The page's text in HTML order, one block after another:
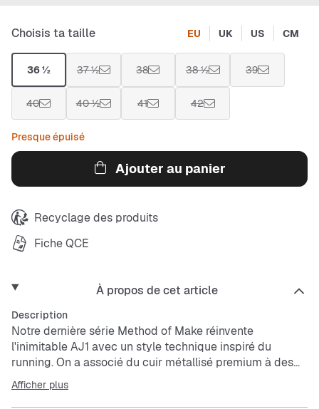
Choisis ta taille EU UK US CM
36 ½ 37 ½ 38 38 ½ 39
40 40 ½ 41 42
Presque épuisé
Ajouter au panier
Recyclage des produits
Fiche QCE
À propos de cet article
Description
Notre dernière série Method of Make réinvente
l'inimitable AJ1 avec un style technique inspiré du
running. On a associé du cuir métallisé premium à des
empiècements en tissu respirant pour créer un effet
superposé. Le logo Swoosh Nike rembourré vient
Afficher plus